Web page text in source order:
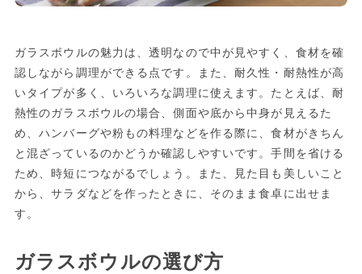
ガラスボウルの魅力は、透明なので中が見やすく、食材を確
認しながら調理ができる点です。また、耐久性・耐熱性が高
いタイプが多く、いろいろな調理に使えます。たとえば、耐
熱性のガラスボウルの場合、側面や底から中身が見えるた
め、ハンバーグや粉もの料理などを作る際に、食材がきちん
と混ざっているのかどうか確認しやすいです。手間を省ける
ため、時短につながるでしょう。また、見た目も美しいこと
から、サラダなどを作ったときに、そのまま食卓に出せま
す。
ガラスボウルの選び方